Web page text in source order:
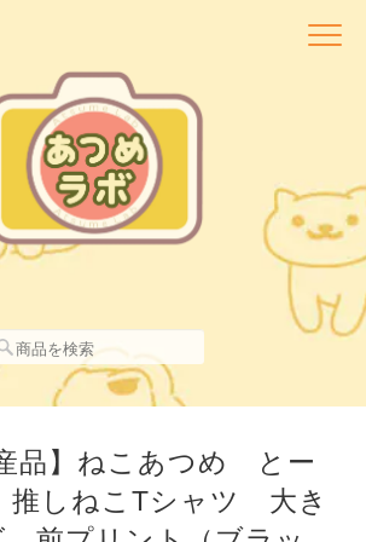
産品】ねこあつめ とー
しねこTシャツ 大き